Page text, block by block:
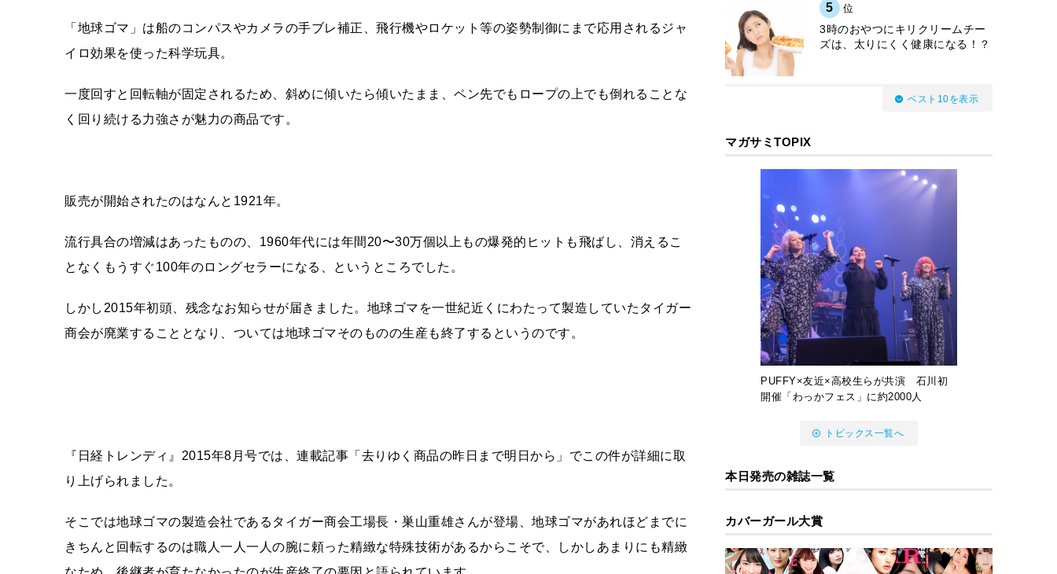
「地球ゴマ」は船のコンパスやカメラの手ブレ補正、飛行機やロケット等の姿勢制御にまで応用されるジャ
イロ効果を使った科学玩具。
一度回すと回転軸が固定されるため、斜めに傾いたら傾いたまま、ペン先でもロープの上でも倒れることな
く回り続ける力強さが魅力の商品です。
販売が開始されたのはなんと1921年。
流行具合の増減はあったものの、1960年代には年間20〜30万個以上もの爆発的ヒットも飛ばし、消えるこ
となくもうすぐ100年のロングセラーになる、というところでした。
しかし2015年初頭、残念なお知らせが届きました。地球ゴマを一世紀近くにわたって製造していたタイガー
商会が廃業することとなり、ついては地球ゴマそのものの生産も終了するというのです。
『日経トレンディ』2015年8月号では、連載記事「去りゆく商品の昨日まで明日から」でこの件が詳細に取
り上げられました。
そこでは地球ゴマの製造会社であるタイガー商会工場長・巣山重雄さんが登場、地球ゴマがあれほどまでに
きちんと回転するのは職人一人一人の腕に頼った精緻な特殊技術があるからこそで、しかしあまりにも精緻
5 位
3時のおやつにキリクリームチー
ズは、太りにくく健康になる！？
ベスト10を表示
マガサミTOPIX
PUFFY×友近×高校生らが共演 石川初
開催「わっかフェス」に約2000人
トピックス一覧へ
本日発売の雑誌一覧
カバーガール大賞